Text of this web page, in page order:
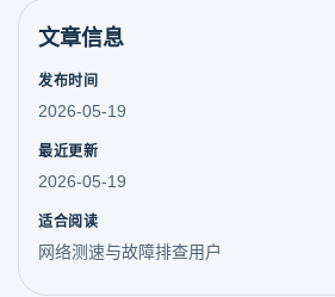
文章信息
发布时间
2026-05-19
最近更新
2026-05-19
适合阅读
网络测速与故障排查用户